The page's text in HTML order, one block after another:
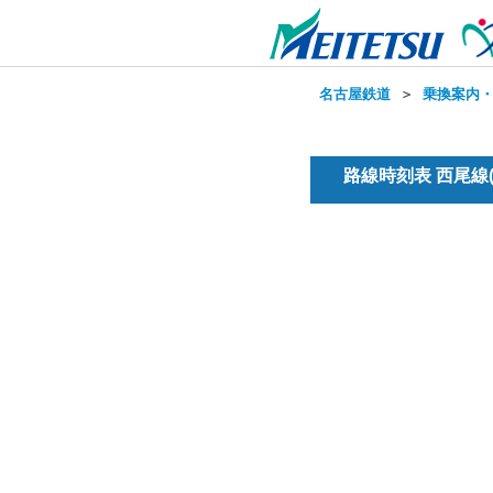
名古屋鉄道 ＞ 乗換案内
路線時刻表 西尾